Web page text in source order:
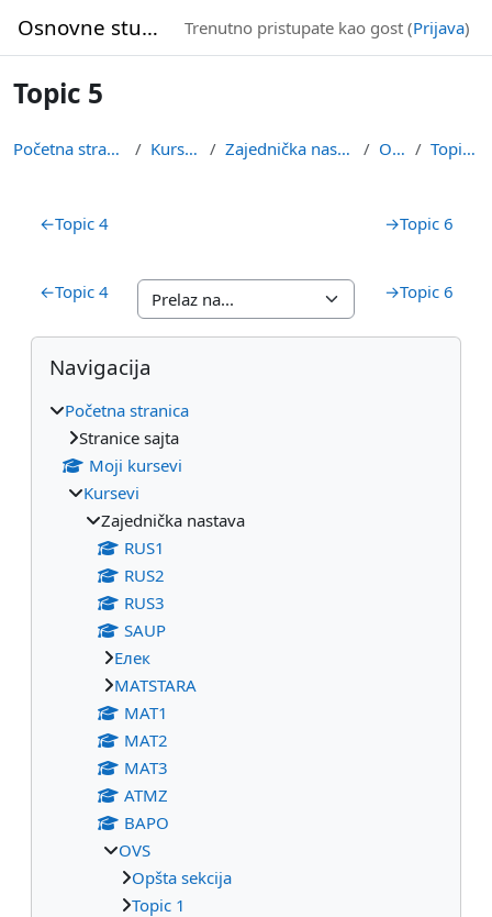
Osnovne studije Trenutno pristupate kao gost (Prijava)
Topic 5
Početna stranica Kursevi Zajednička nastava OVS Topic 5
Pregled sekcija
←Topic 4 →Topic 6
←Topic 4 →Topic 6
Blokovi
Preskoči Navigacija
Navigacija
Početna stranica
Stranice sajta
Moji kursevi
Kursevi
Zajednička nastava
RUS1
RUS2
RUS3
SAUP
Eлек
МАТSTARA
МАТ1
МАТ2
МАТ3
ATMZ
BAPO
OVS
Opšta sekcija
Topic 1